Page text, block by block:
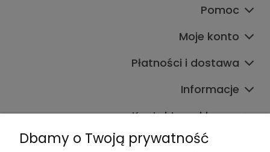
Pomoc
Moje konto
Płatności i dostawa
Informacje
Kontakt ze sklepem
Dbamy o Twoją prywatność